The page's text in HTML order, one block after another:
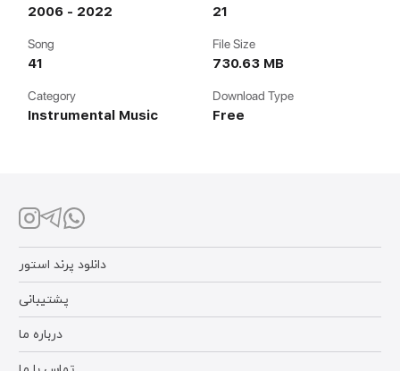
2006 - 2022 21
Song
41
File Size
730.63 MB
Category
Instrumental Music
Download Type
Free
درباره ما
پشتیبانی
دانلود پرند استور